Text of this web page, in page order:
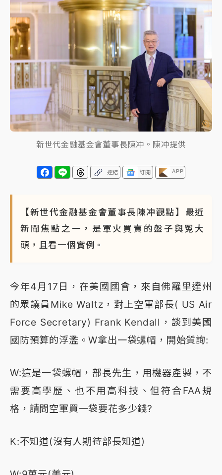
有片｜ 白海豚暴風圈逼近！新北淡水赫見龍捲風 榕樹
連根拔起
中颱白海豚風雨來了！中部以北防豪雨 今晚、明天影
響最劇烈
白海豚逼近！北市水門只出不進 未移置車輛最高罰
4800＋拖吊費
新世代金融基金會董事長陳冲。陳冲提供
連結 訂閱 APP
【新世代金融基金會董事長陳冲觀點】最近
新聞焦點之一，是軍火買賣的盤子與冤大
頭，且看一個實例。
今年4月17日，在美國國會，來自佛羅里達州
的眾議員Mike Waltz，對上空軍部長( US Air
Force Secretary) Frank Kendall，談到美國
國防預算的浮濫。W拿出一袋螺帽，開始質詢:
W:這是一袋螺帽，部長先生，用機器產製，不
需要高學歷、也不用高科技、但符合FAA規
格，請問空軍買一袋要花多少錢?
K:不知道(沒有人期待部長知道)